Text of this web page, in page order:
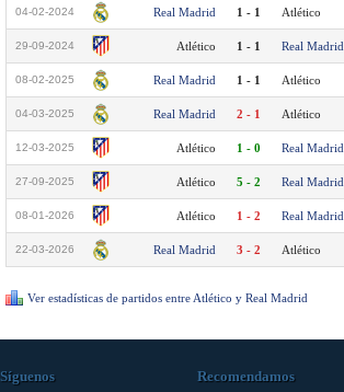
04-02-2024 Real Madrid 1 - 1 Atlético
29-09-2024 Atlético 1 - 1 Real Madrid
08-02-2025 Real Madrid 1 - 1 Atlético
04-03-2025 Real Madrid 2 - 1 Atlético
12-03-2025 Atlético 1 - 0 Real Madrid
27-09-2025 Atlético 5 - 2 Real Madrid
08-01-2026 Atlético 1 - 2 Real Madrid
22-03-2026 Real Madrid 3 - 2 Atlético
Ver estadísticas de partidos entre Atlético y Real Madrid
Síguenos Recomendamos